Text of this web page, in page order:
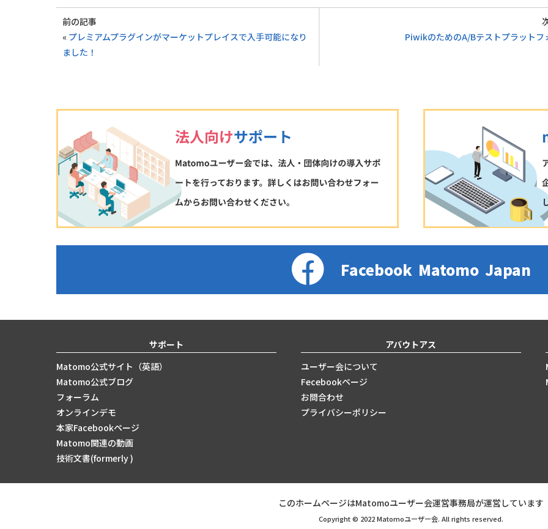
前の記事
« プレミアムプラグインがマーケットプレイスで入手可能になり
ました！
PiwikのためのA/Bテストプラットフ
Facebook Matomo Japan
サポート
Matomo公式サイト（英語）
Matomo公式ブログ
フォーラム
オンラインデモ
本家Facebookページ
Matomo関連の動画
技術文書(formerly )
アバウトアス
ユーザー会について
Fecebookページ
お問合わせ
プライバシーポリシー
このホームページはMatomoユーザー会運営事務局が運営しています
Copyright © 2022 Matomoユーザー会. All rights reserved.